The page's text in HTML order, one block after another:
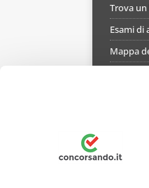
Trova
Esami di
Mappa
Termini